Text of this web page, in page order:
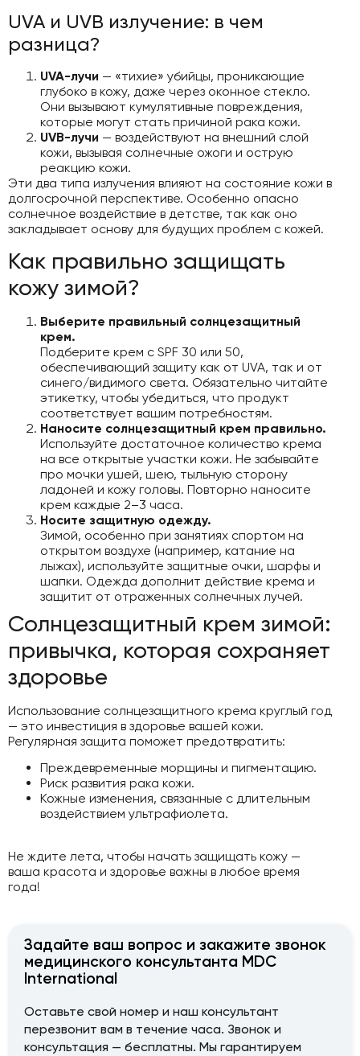
UVA и UVB излучение: в чем
разница?
UVA-лучи — «тихие» убийцы, проникающие
глубоко в кожу, даже через оконное стекло.
Они вызывают кумулятивные повреждения,
которые могут стать причиной рака кожи.
UVB-лучи — воздействуют на внешний слой
кожи, вызывая солнечные ожоги и острую
реакцию кожи.
Эти два типа излучения влияют на состояние кожи в
долгосрочной перспективе. Особенно опасно
солнечное воздействие в детстве, так как оно
закладывает основу для будущих проблем с кожей.
Как правильно защищать
кожу зимой?
Выберите правильный солнцезащитный
крем.
Подберите крем с SPF 30 или 50,
обеспечивающий защиту как от UVA, так и от
синего/видимого света. Обязательно читайте
этикетку, чтобы убедиться, что продукт
соответствует вашим потребностям.
Наносите солнцезащитный крем правильно.
Используйте достаточное количество крема
на все открытые участки кожи. Не забывайте
про мочки ушей, шею, тыльную сторону
ладоней и кожу головы. Повторно наносите
крем каждые 2–3 часа.
Носите защитную одежду.
Зимой, особенно при занятиях спортом на
открытом воздухе (например, катание на
лыжах), используйте защитные очки, шарфы и
шапки. Одежда дополнит действие крема и
защитит от отраженных солнечных лучей.
Солнцезащитный крем зимой:
привычка, которая сохраняет
здоровье
Использование солнцезащитного крема круглый год
— это инвестиция в здоровье вашей кожи.
Регулярная защита поможет предотвратить:
Преждевременные морщины и пигментацию.
Риск развития рака кожи.
Кожные изменения, связанные с длительным
воздействием ультрафиолета.
Не ждите лета, чтобы начать защищать кожу —
ваша красота и здоровье важны в любое время
года!
Задайте ваш вопрос и закажите звонок
медицинского консультанта MDC
International
Оставьте свой номер и наш консультант
перезвонит вам в течение часа. Звонок и
консультация — бесплатны. Мы гарантируем